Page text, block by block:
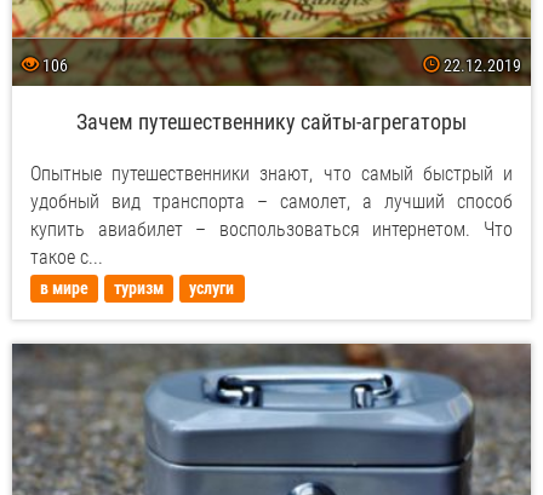
106 22.12.2019
Зачем путешественнику сайты-агрегаторы
Опытные путешественники знают, что самый быстрый и
удобный вид транспорта – самолет, а лучший способ
купить авиабилет – воспользоваться интернетом. Что
такое с...
в мире туризм услуги